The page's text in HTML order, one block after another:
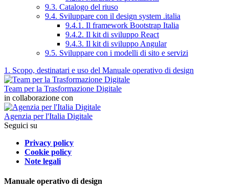
9.3. Catalogo del riuso
9.4. Sviluppare con il design system .italia
9.4.1. Il framework Bootstrap Italia
9.4.2. Il kit di sviluppo React
9.4.3. Il kit di sviluppo Angular
9.5. Sviluppare con i modelli di sito e servizi
1. Scopo, destinatari e uso del Manuale operativo di design
Team per la Trasformazione Digitale
in collaborazione con
Agenzia per l'Italia Digitale
Seguici su
Privacy policy
Cookie policy
Note legali
Manuale operativo di design